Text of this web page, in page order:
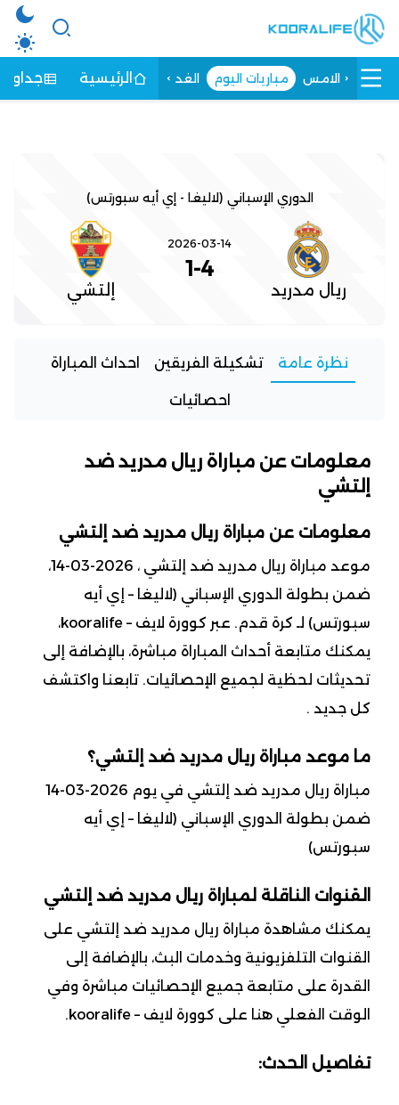
الامس مباريات اليوم الغد الرئيسية جداول
الدوري الإسباني (لاليغا - إي أيه سبورتس)
ريال مدريد
2026-03-14
4
-
1
إلتشي
نظرة عامة تشكيلة الفريقين احداث المباراة
احصائيات
معلومات عن مباراة ريال مدريد ضد
إلتشي
معلومات عن مباراة ريال مدريد ضد إلتشي
موعد مباراة ريال مدريد ضد إلتشي ، 2026-03-14،
ضمن بطولة الدوري الإسباني (لاليغا – إي أيه
سبورتس) لـ كرة قدم. عبر كوورة لايف – kooralife،
يمكنك متابعة أحداث المباراة مباشرة، بالإضافة إلى
تحديثات لحظية لجميع الإحصائيات. تابعنا واكتشف
كل جديد .
ما موعد مباراة ريال مدريد ضد إلتشي؟
مباراة ريال مدريد ضد إلتشي في يوم 2026-03-14
ضمن بطولة الدوري الإسباني (لاليغا – إي أيه
سبورتس)
القنوات الناقلة لمباراة ريال مدريد ضد إلتشي
يمكنك مشاهدة مباراة ريال مدريد ضد إلتشي على
القنوات التلفزيونية وخدمات البث، بالإضافة إلى
القدرة على متابعة جميع الإحصائيات مباشرة وفي
الوقت الفعلي هنا على كوورة لايف – kooralife.
تفاصيل الحدث: